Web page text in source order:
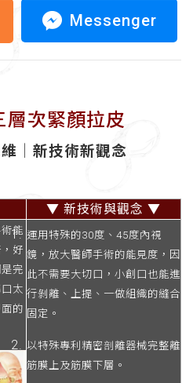
Messenger
層次緊顏拉皮
│新技術新觀念
▼ 新技術與觀念 ▼
能
好
完
太
的
運用特殊的30度、45度內視
鏡，放大醫師手術的能見度，因
此不需要大切口，小創口也能進
行剝離、上提、一做組織的縫合
固定。
以特殊專利精密剖離器械完整離
筋膜上及筋膜下層。